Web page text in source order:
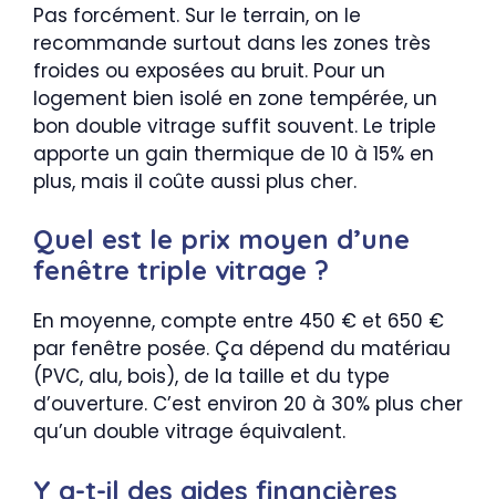
Pas forcément. Sur le terrain, on le
recommande surtout dans les zones très
froides ou exposées au bruit. Pour un
logement bien isolé en zone tempérée, un
bon double vitrage suffit souvent. Le triple
apporte un gain thermique de 10 à 15% en
plus, mais il coûte aussi plus cher.
Quel est le prix moyen d’une
fenêtre triple vitrage ?
En moyenne, compte entre 450 € et 650 €
par fenêtre posée. Ça dépend du matériau
(PVC, alu, bois), de la taille et du type
d’ouverture. C’est environ 20 à 30% plus cher
qu’un double vitrage équivalent.
Y a-t-il des aides financières